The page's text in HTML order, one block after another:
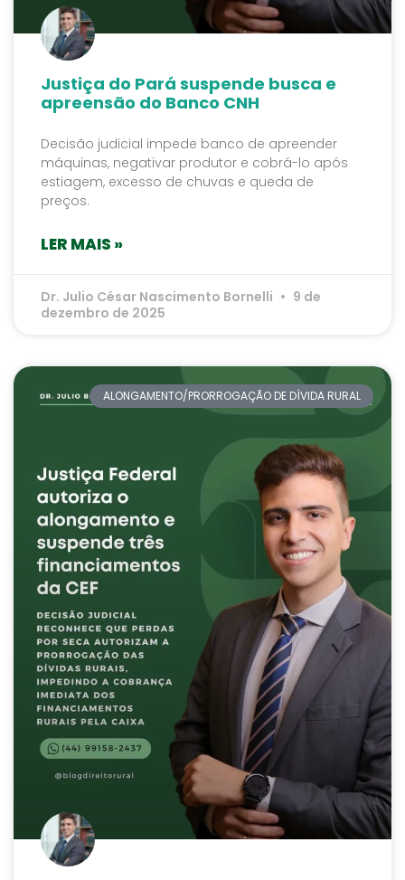
Justiça do Pará suspende busca e
apreensão do Banco CNH
Decisão judicial impede banco de apreender
máquinas, negativar produtor e cobrá-lo após
estiagem, excesso de chuvas e queda de
preços.
LER MAIS »
Dr. Julio César Nascimento Bornelli
9 de
dezembro de 2025
ALONGAMENTO/PRORROGAÇÃO DE DÍVIDA RURAL